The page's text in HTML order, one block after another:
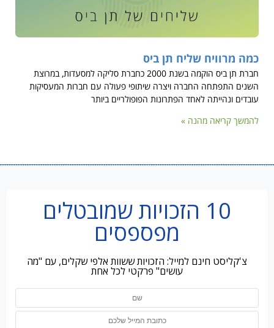
כמה מרוויח שליח תן ביס
חברת תן ביס הוקמה בשנת 2000 כחברת סליקה למסעדות, במרוצת
השנים התפתחה החברה ויצרה שיתופי פעולה עם חברות המעסיקות
עובדים ונהייתה לאחד הפתרונות הפופולריים ביותר
להמשך קריאה מהנה »
10 הזכויות שמובטלים
מפספסים
צ'קליסט חינם למייל: הזכויות ששוות אלפי שקלים, עם "מה
עושים" פרקטי לכל אחת